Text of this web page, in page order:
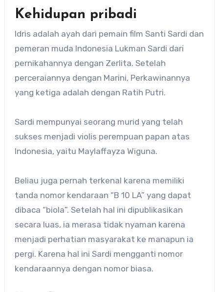
Kehidupan pribadi
Idris adalah ayah dari pemain film Santi Sardi dan
pemeran muda Indonesia Lukman Sardi dari
pernikahannya dengan Zerlita. Setelah
perceraiannya dengan Marini, Perkawinannya
yang ketiga adalah dengan Ratih Putri.
Sardi mempunyai seorang murid yang telah
sukses menjadi violis perempuan papan atas
Indonesia, yaitu Maylaffayza Wiguna.
Beliau juga pernah terkenal karena memiliki
tanda nomor kendaraan “B 10 LA” yang dapat
dibaca “biola”. Setelah hal ini dipublikasikan
secara luas, ia merasa tidak nyaman karena
menjadi perhatian masyarakat ke manapun ia
pergi. Karena hal ini Sardi mengganti nomor
kendaraannya dengan nomor biasa.